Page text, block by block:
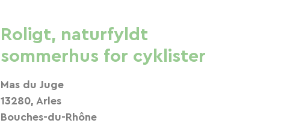
Roligt, naturfyldt
sommerhus for cyklister
Mas du Juge
13280, Arles
Bouches-du-Rhône